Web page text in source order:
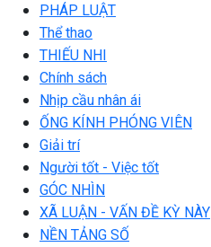
PHÁP LUẬT
Thể thao
THIẾU NHI
Chính sách
Nhịp cầu nhân ái
ỐNG KÍNH PHÓNG VIÊN
Giải trí
Người tốt - Việc tốt
GÓC NHÌN
XÃ LUẬN - VẤN ĐỀ KỲ NÀY
NỀN TẢNG SỐ